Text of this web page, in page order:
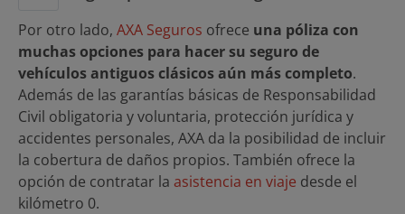
Por otro lado, AXA Seguros ofrece una póliza con
muchas opciones para hacer su seguro de
vehículos antiguos clásicos aún más completo.
Además de las garantías básicas de Responsabilidad
Civil obligatoria y voluntaria, protección jurídica y
accidentes personales, AXA da la posibilidad de incluir
la cobertura de daños propios. También ofrece la
opción de contratar la asistencia en viaje desde el
kilómetro 0.